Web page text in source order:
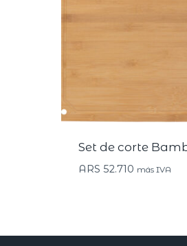
Set de corte
ARS 52.710 más IVA